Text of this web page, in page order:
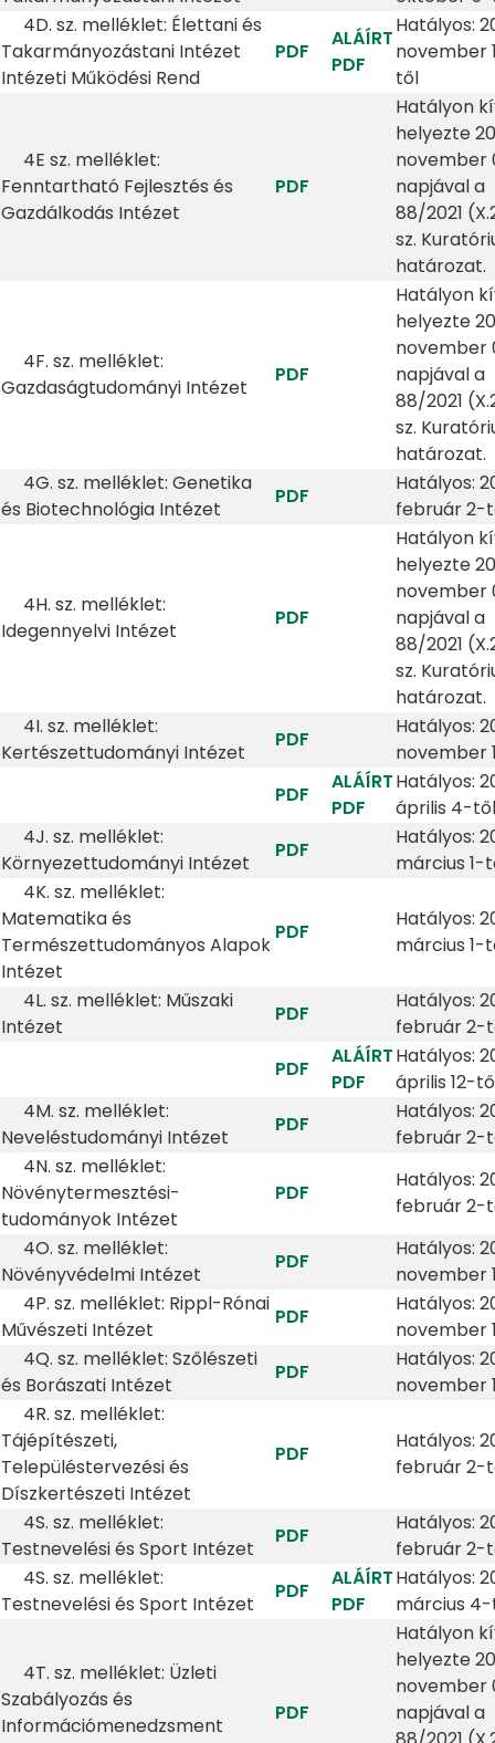
4D. sz. melléklet: Élettani és
Takarmányozástani Intézet
Intézeti Működési Rend
PDF
ALÁÍRT
PDF
Hatályos:
november
től
4E sz. melléklet:
Fenntartható Fejlesztés és
Gazdálkodás Intézet
PDF
Hatályon
helyezte
november
napjával a
88/2021
sz.
határozat.
4F. sz. melléklet:
Gazdaságtudományi Intézet
PDF
Hatályon
helyezte
november
napjával a
88/2021
sz.
határozat.
4G. sz. melléklet: Genetika
és Biotechnológia Intézet
PDF
Hatályos:
február 2-
4H. sz. melléklet:
Idegennyelvi Intézet
PDF
Hatályon
helyezte
november
napjával a
88/2021
sz.
határozat.
4I. sz. melléklet:
Kertészettudományi Intézet
PDF
Hatályos:
november
PDF
ALÁÍRT
PDF
Hatályos:
április 4-től
4J. sz. melléklet:
Környezettudományi Intézet
PDF
Hatályos:
március 1-
4K. sz. melléklet:
Matematika és
Természettudományos Alapok
Intézet
PDF
Hatályos:
március 1-
4L. sz. melléklet: Műszaki
Intézet
PDF
Hatályos:
február 2-
PDF
ALÁÍRT
PDF
Hatályos:
április 12-
4M. sz. melléklet:
Neveléstudományi Intézet
PDF
Hatályos:
február 2-
4N. sz. melléklet:
Növénytermesztési-
tudományok Intézet
PDF
Hatályos:
február 2-
4O. sz. melléklet:
Növényvédelmi Intézet
PDF
Hatályos:
november
4P. sz. melléklet: Rippl-Rónai
Művészeti Intézet
PDF
Hatályos:
november
4Q. sz. melléklet: Szőlészeti
és Borászati Intézet
PDF
Hatályos:
november
4R. sz. melléklet:
Tájépítészeti,
Településtervezési és
Díszkertészeti Intézet
PDF
Hatályos:
február 2-
4S. sz. melléklet:
Testnevelési és Sport Intézet
PDF
Hatályos:
február 2-
4S. sz. melléklet:
Testnevelési és Sport Intézet
PDF
ALÁÍRT
PDF
Hatályos:
március
4T. sz. melléklet: Üzleti
Szabályozás és
Információmenedzsment
PDF
Hatályon
helyezte
november
napjával a